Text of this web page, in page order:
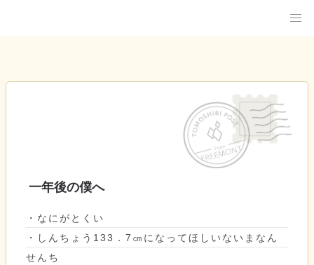
一年後の僕へ
・なにがとくい
・しんちょう133．7㎝になってほしいないまなん
せんち